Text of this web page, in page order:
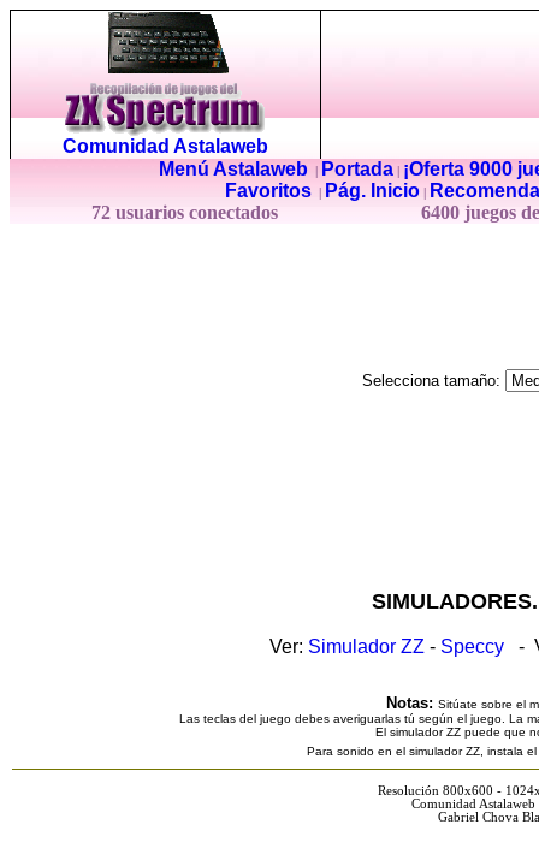
Comunidad Astalaweb
Menú Astalaweb| Portada|
¡Oferta 9000
Favoritos
Pág. Inicio
72 usuarios conectados
6400 juegos
Selecciona tamaño:
Ver: Simulador ZZ - Speccy -
Notas: Sitúate sobre el
Las teclas del juego debes averiguarlas tú según el juego. La
El simulador ZZ puede que
Para sonido en el simulador ZZ, instala
Resolución 800x600 -
Comunidad
Gabriel Chova